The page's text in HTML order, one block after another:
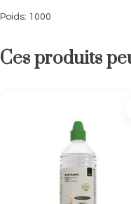
Poids: 1000
Ces produits